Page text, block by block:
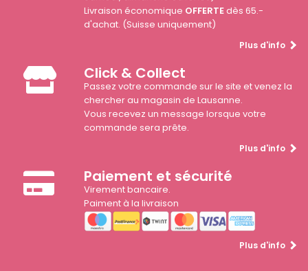
Livraison économique OFFERTEdès 65.-
d'achat. (Suisse uniquement)
Plus d'info
Click & Collect
Passez votre commande sur le site et venez la
chercher au magasin de Lausanne.
Vous recevez un message lorsque votre
commande sera prête.
Plus d'info
Paiement et sécurité
Virement bancaire.
Paiment à la livraison
Plus d'info